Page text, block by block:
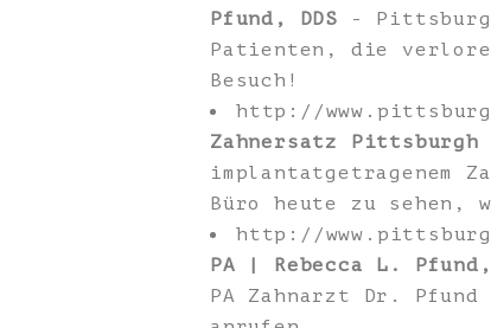
Pfund, DDS -
Patienten, die
Besuch!
http://
Zahnersatz Pittsburgh
implantatgetragenem
Büro heute zu sehen,
http://
PA | Rebecca L. Pfund,
PA Zahnarzt Dr.